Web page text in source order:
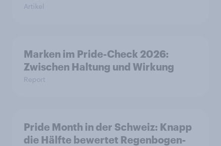
Artikel
Marken im Pride-Check 2026:
Zwischen Haltung und Wirkung
Report
Pride Month in der Schweiz: Knapp
die Hälfte bewertet Regenbogen-